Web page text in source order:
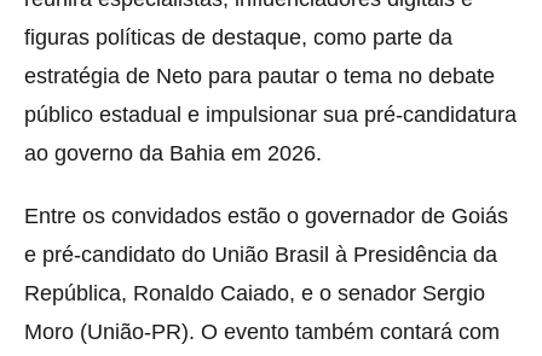
figuras políticas de destaque, como parte da
estratégia de Neto para pautar o tema no debate
público estadual e impulsionar sua pré-candidatura
ao governo da Bahia em 2026.
Entre os convidados estão o governador de Goiás
e pré-candidato do União Brasil à Presidência da
República, Ronaldo Caiado, e o senador Sergio
Moro (União-PR). O evento também contará com